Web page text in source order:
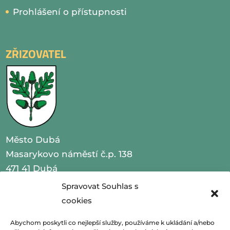
Spravovat Souhlas s
cookies
Abychom poskytli co nejlepší služby, používáme k ukládání a/nebo
Prohlášení o přístupnosti
ZŘIZOVATEL
Město Dubá
Masarykovo náměstí č.p. 138
471 41 Dubá
IČO 00260479